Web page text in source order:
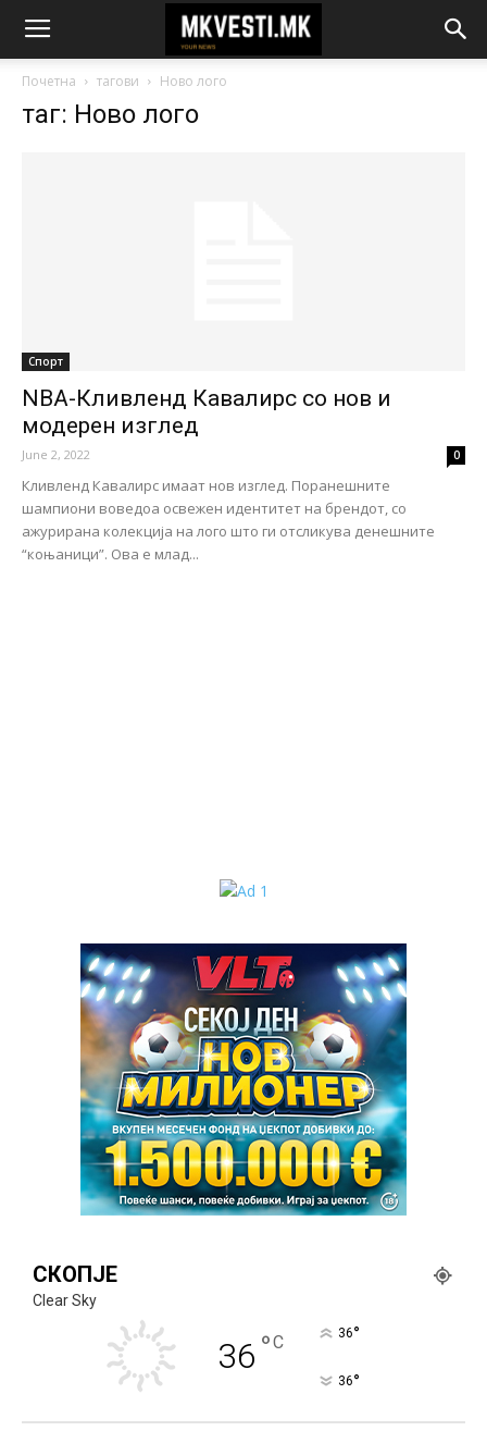
Почетна тагови Ново лого
таг: Ново лого
Спорт
NBА-Кливленд Кавалирс со нов и
модерен изглед
June 2, 2022 0
Кливленд Кавалирс имаат нов изглед. Поранешните
шампиони воведоа освежен идентитет на брендот, со
ажурирана колекција на лого што ги отсликува денешните
“коњаници”. Ова е млад...
СКОПЈЕ
Clear Sky
36 °C 36°
36°